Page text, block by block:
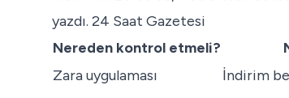
yazdı. 24 Saat Gazetesi
Nereden kontrol etmeli?
Zara uygulaması
İndirim